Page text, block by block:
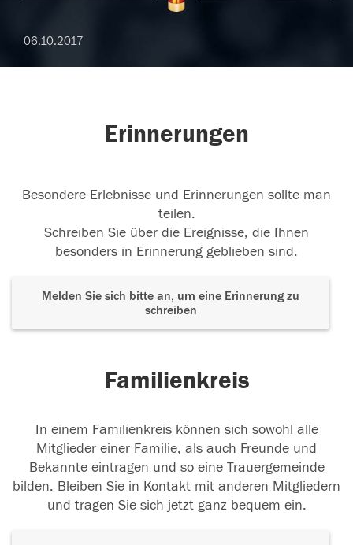
06.10.2017
Erinnerungen
Besondere Erlebnisse und Erinnerungen sollte man
teilen.
Schreiben Sie über die Ereignisse, die Ihnen
besonders in Erinnerung geblieben sind.
Melden Sie sich bitte an, um eine Erinnerung zu
schreiben
Familienkreis
In einem Familienkreis können sich sowohl alle
Mitglieder einer Familie, als auch Freunde und
Bekannte eintragen und so eine Trauergemeinde
bilden. Bleiben Sie in Kontakt mit anderen Mitgliedern
und tragen Sie sich jetzt ganz bequem ein.